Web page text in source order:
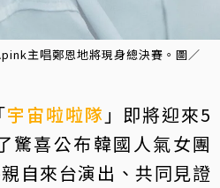
主唱鄭恩地將現身總決賽。圖／
宇宙啦啦隊 」即將迎來5
驚喜公布韓國人氣女團
自來台演出、共同見證